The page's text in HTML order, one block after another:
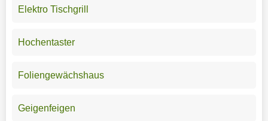
Elektro Tischgrill
Hochentaster
Foliengewächshaus
Geigenfeigen